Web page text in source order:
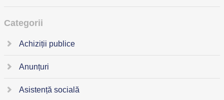
Categorii
Achiziții publice
Anunțuri
Asistență socială